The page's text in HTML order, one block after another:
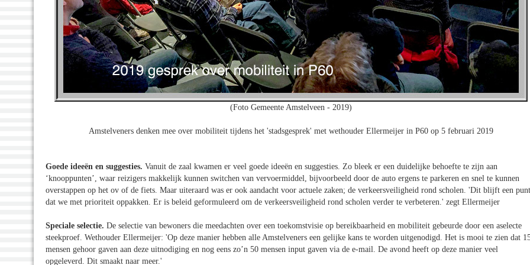
(Foto Gemeente Amstelveen - 2019)
Amstelveners denken mee over mobiliteit tijdens het 'stadsgesprek' met wethouder Ellermeijer in P60 op 5 februari 2019
Goede ideeën en suggesties. Vanuit de zaal kwamen er veel goede ideeën en suggesties. Zo bleek er een duidelijke behoefte te zijn aan
‘knooppunten’, waar reizigers makkelijk kunnen switchen van vervoermiddel, bijvoorbeeld door de auto ergens te parkeren en snel te kunnen
overstappen op het ov of de fiets. Maar uiteraard was er ook aandacht voor actuele zaken; de verkeersveiligheid rond scholen. 'Dit blijft een punt
dat we met prioriteit oppakken. Er is beleid geformuleerd om de verkeersveiligheid rond scholen verder te verbeteren.' zegt Ellermeijer
Speciale selectie. De selectie van bewoners die meedachten over een toekomstvisie op bereikbaarheid en mobiliteit gebeurde door een aselecte
steekproef. Wethouder Ellermeijer: 'Op deze manier hebben alle Amstelveners een gelijke kans te worden uitgenodigd. Het is mooi te zien dat
mensen gehoor gaven aan deze uitnodiging en nog eens zo’n 50 mensen input gaven via de e-mail. De avond heeft op deze manier veel
opgeleverd. Dit smaakt naar meer.'